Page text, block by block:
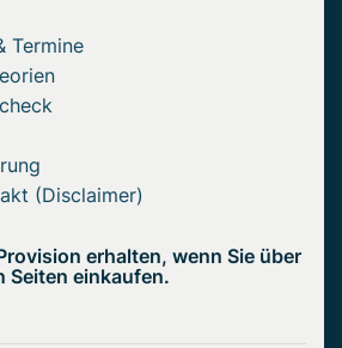
Termine
(Disclaimer)
erhalten, wenn Sie über
Seiten einkaufen.